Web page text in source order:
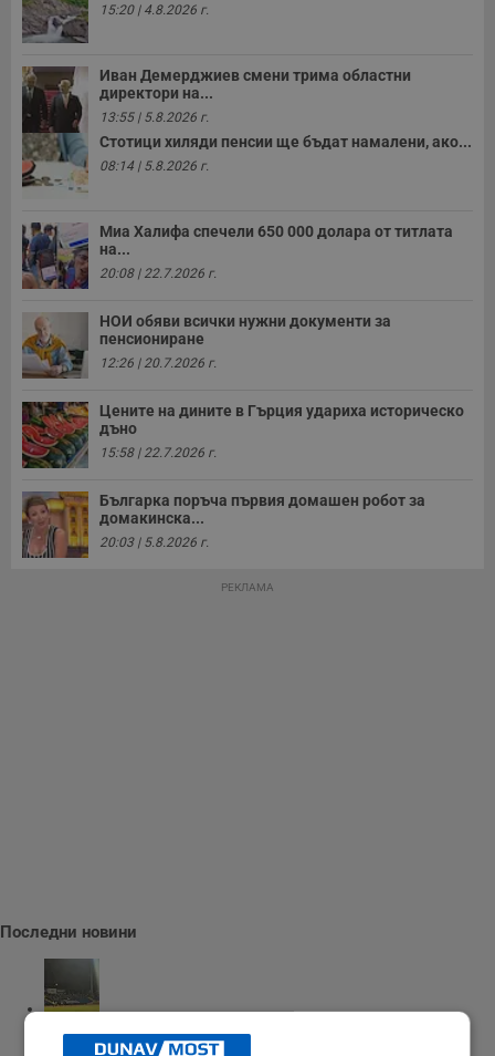
15:20 | 4.8.2026 г.
Иван Демерджиев смени трима областни
директори на...
13:55 | 5.8.2026 г.
Стотици хиляди пенсии ще бъдат намалени, ако...
08:14 | 5.8.2026 г.
Миа Халифа спечели 650 000 долара от титлата
на...
20:08 | 22.7.2026 г.
НОИ обяви всички нужни документи за
пенсиониране
12:26 | 20.7.2026 г.
Цените на дините в Гърция удариха историческо
дъно
15:58 | 22.7.2026 г.
Българка поръча първия домашен робот за
домакинска...
20:03 | 5.8.2026 г.
РЕКЛАМА
Последни новини
"Арда" надигра "Дунав"